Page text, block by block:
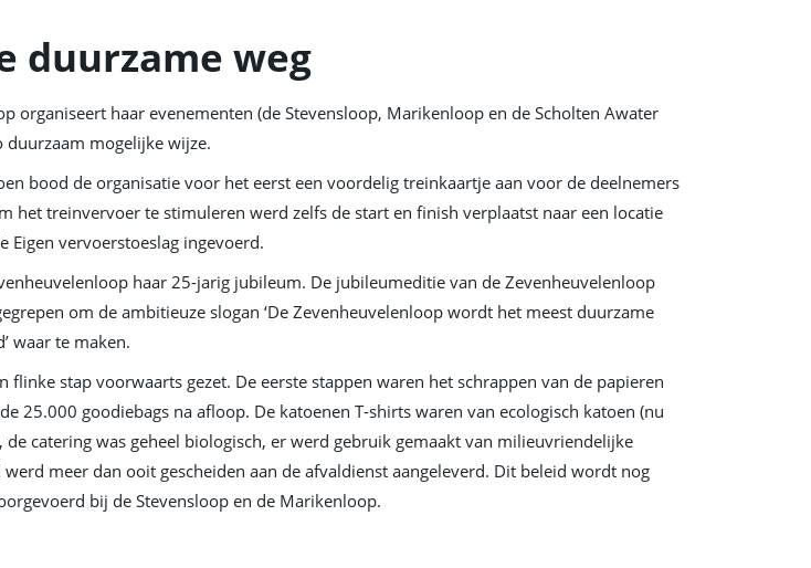
duurzame weg
organiseert haar evenementen (de Stevensloop, Marikenloop en de Scholten Awater
duurzaam mogelijke wijze.
bood de organisatie voor het eerst een voordelig treinkaartje aan voor de deelnemers
het treinvervoer te stimuleren werd zelfs de start en finish verplaatst naar een locatie
vervoerstoeslag ingevoerd.
haar 25-jarig jubileum. De jubileumeditie van de Zevenheuvelenloop
om de ambitieuze slogan ‘De Zevenheuvelenloop wordt het meest duurzame
waar te maken.
flinke stap voorwaarts gezet. De eerste stappen waren het schrappen van de papieren
25.000 goodiebags na afloop. De katoenen T-shirts waren van ecologisch katoen (nu
de catering was geheel biologisch, er werd gebruik gemaakt van milieuvriendelijke
meer dan ooit gescheiden aan de afvaldienst aangeleverd. Dit beleid wordt nog
bij de Stevensloop en de Marikenloop.